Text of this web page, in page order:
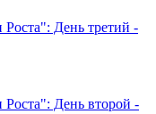
День третий -
День второй -